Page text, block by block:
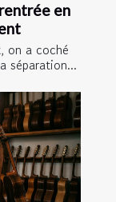
en
on a coché
séparation...